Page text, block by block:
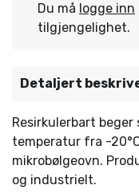
Du må logge inn
tilgjengelighet.
Detaljert
Resirkulerbart beger
temperatur fra -
mikrobølgeovn.
og industrielt.